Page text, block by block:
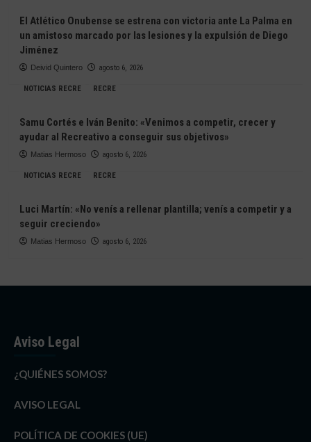
El Atlético Onubense se estrena con victoria ante La Palma en
un amistoso marcado por las lesiones y la expulsión de Diego
Jiménez
Deivid Quintero agosto 6, 2026
NOTICIAS RECRE RECRE
Samu Cortés e Iván Benito: «Venimos a competir, crecer y
ayudar al Recreativo a conseguir sus objetivos»
Matias Hermoso agosto 6, 2026
NOTICIAS RECRE RECRE
Luci Martín: «No venís a rellenar plantilla; venís a competir y a
seguir creciendo»
Matias Hermoso agosto 6, 2026
Aviso Legal
¿QUIÉNES SOMOS?
AVISO LEGAL
POLÍTICA DE COOKIES (UE)